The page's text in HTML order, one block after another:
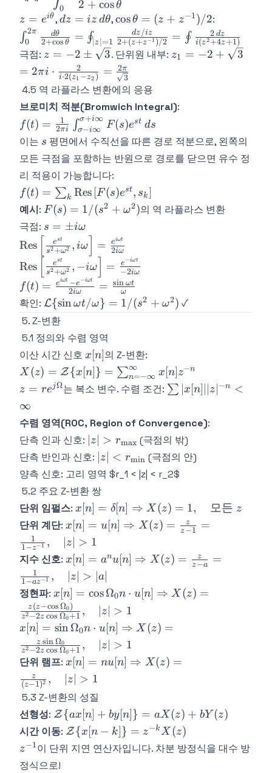
{2ia}
\frac{\pi e^{-a}}{a}\frac{\pi e^{-a}}{2a}
0 2 + cosθ
z =
e^{i\theta}
z = eiθ,dz =
iz\,d\theta
dz = iz dθ,\cos\theta
= (z +
z^{-1})/2
cosθ = (z + z−1)/2:
\int_0^{2\pi}\frac{d\theta}
{2+\cos\theta} =
\oint_{|z|=1}\frac{dz/iz}
{2+(z+z^{-1})/2} =
\oint\frac{2\,dz}
{i(z^2+4z+1)}
∫0
2π
2+cos θ
dθ = ∮∣z =1 2+(z+z−1)/2
dz /iz = ∮ i(z2+4z+1)
2 dz
극점: z = -2
\pm
\sqrt{3}
z = −2 ± 3. 단위원 내부: z_1 = -2
z1 = −2 +
3
= 2\pi i
\cdot
\frac{2}{i
\cdot 2(z_1
- z_2)} =
\frac{2\pi}
{\sqrt{3}}
= 2πi ⋅ i⋅2(z1 −z2 )
2 = 3
2π
4.5 역 라플라스 변환에의 응용
브로미치 적분(Bromwich Integral):
f(t) = \frac{1}{2\pi i}\int_{\sigma-
i\infty}^{\sigma+i\infty}F(s)e^{st}\,ds
f(t) = 2πi
1 ∫σ−i∞
σ+i∞
F(s)est ds
이는 s
s 평면에서 수직선을 따른 경로 적분으로, 왼쪽의
모든 극점을 포함하는 반원으로 경로를 닫으면 유수 정
리 적용이 가능합니다:
f(t) = \sum_k
\text{Res}\left[F(s)e^{st},
s_k\right]
f(t) = ∑k Res [F(s)est, sk]
예시: F(s) =
1/(s^2+\omega^2)
F (s) = 1/(s2 + ω2)의 역 라플라스 변환
극점: s = \pm
i\omega
s = ±iω
\text{Res}\left[\frac{e^{st}}
{s^2+\omega^2},
i\omega\right] =
\frac{e^{i\omega t}}
{2i\omega}
Res s2+ω2
est , iω = 2iω
eiωt
\text{Res}\left[\frac{e^{st}}
{s^2+\omega^2}, -
i\omega\right] = \frac{e^{-
i\omega t}}{-2i\omega}
Res s2+ω2
est , −iω = −2iω
e−iωt
f(t) =
\frac{e^{i\omega
t} - e^{-i\omega
t}}{2i\omega} =
\frac{\sin\omega
t}{\omega}
f(t) = 2iω
eiωt −e−iωt = ω
sin ωt
확인: \mathcal{L}\
{\sin\omega
t/\omega\} =
1/(s^2+\omega^2)
L{sinωt/ω} = 1/(s2 + ω2) ✓
5. Z-변환
5.1 정의와 수렴 영역
이산 시간 신호 x[n]
x [n]의 Z-변환:
X(z) = \mathcal{Z}\
{x[n]\} = \sum_{n=-
\infty}^{\infty}x[n]z^{-
n}
X (z) = Z{x [n]} = ∑n=−∞
∞ x [n]z−n
z =
re^{j\Omega}
z = rejΩ는 복소 변수. 수렴 조건: \sum|x[n]||z|^{-
∑ ∣x [n] z −n
<
∞
수렴 영역(ROC, Region of Convergence):
단측 인과 신호: |z| >
r_{\max}
z > rmax (극점의 밖)
단측 반인과 신호: |z| <
r_{\min}
z < rmin (극점의 안)
양측 신호: 고리 영역 $r_1 < |z| < r_2$
5.2 주요 Z-변환 쌍
단위 임펄스: x[n] =
\delta[n]
\Rightarrow
X(z) = 1,
\quad
\text{모든 }
z
x [n] = δ[n] ⇒ X (z) = 1, 모든 z
단위 계단: x[n] = u[n]
\Rightarrow
X(z) =
\frac{z}{z-
1} =
\frac{1}{1-
z^{-1}},
\quad |z| >
1
x [n] = u[n] ⇒ X (z) = z−1
z =
1−z−1
1 , z > 1
지수 신호: x[n] = a^n
u[n]
\Rightarrow
X(z) =
\frac{z}{z-
a} =
\frac{1}{1-
az^{-1}},
\quad |z| >
|a|
x [n] = anu[n] ⇒ X (z) = z−a
z =
1−az−1
1 , z > a∣
정현파: x[n] =
\cos\Omega_0 n
\cdot u[n]
\Rightarrow
X(z) = \frac{z(z-
\cos\Omega_0)}
{z^2 -
2z\cos\Omega_0
+ 1}, \quad |z|
> 1
x [n] = cosΩ0n ⋅ u[n] ⇒ X (z) =
z2−2z cos Ω0+1
z(z−cos Ω0) , z > 1
x[n] = \sin\Omega_0
n \cdot u[n]
\Rightarrow X(z) =
\frac{z\sin\Omega_0}
{z^2 -
2z\cos\Omega_0 +
1}, \quad |z| > 1
x [n] = sinΩ0n ⋅ u[n] ⇒ X (z) =
z2−2z cos Ω0+1
z sinΩ0 , z > 1
단위 램프: x[n] = nu[n]
\Rightarrow
X(z) =
\frac{z}{(z-
1)^2},
\quad |z| >
1
x [n] = nu[n] ⇒ X (z) =
(z−1)2
z , z > 1
5.3 Z-변환의 성질
선형성: \mathcal{Z}\
{ax[n] +
by[n]\} =
aX(z) + bY(z)
Z{ax[n] + by[n]} = aX(z) + bY (z)
시간 이동: \mathcal{Z}\
{x[n-k]\} =
z^{-k}X(z)
Z{x[n − k]} = z−k X (z)
z^{-1}
z−1이 단위 지연 연산자입니다. 차분 방정식을 대수 방
정식으로!